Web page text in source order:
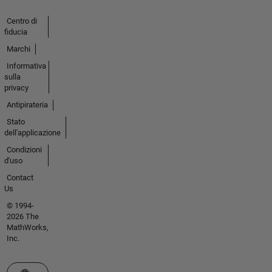
Centro di
fiducia
Marchi
Informativa
sulla
privacy
Antipirateria
Stato
dell'applicazione
Condizioni
d'uso
Contact
Us
© 1994-
2026 The
MathWorks,
Inc.